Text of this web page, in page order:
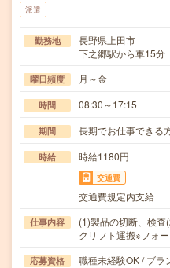
派遣
勤務地
長野県上田市
下之郷駅から車15分
曜日頻度 月～金
時間 08:30～17:15
期間 長期でお仕事できる
時給 時給1180円
交通費
交通費規定内支給
仕事内容
(1)製品の切断、検
クリフト運搬※フォ
応募資格
職種未経験OK / ブラ